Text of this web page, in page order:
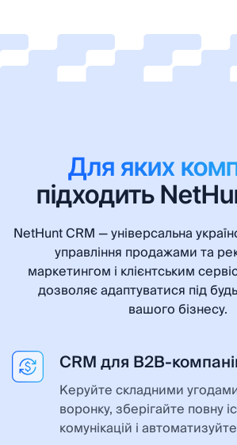
Для яких
підходить
NetHunt CRM — універсальна
управління продажами та
маркетингом і клієнтським
дозволяє адаптуватися під
вашого бізнесу.
CRM для B2B-
Керуйте складними
воронку, зберігайте повну
комунікацій і